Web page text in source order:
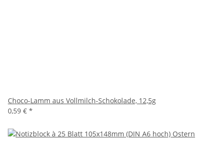
Choco-Lamm aus Vollmilch-Schokolade, 12,5g
0,59 € *